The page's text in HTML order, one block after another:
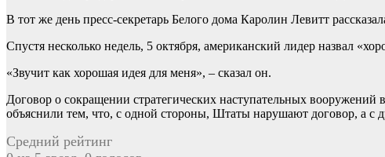
В тот же день пресс-секретарь Белого дома Каролин Левитт
Спустя несколько недель, 5 октября, американский лидер назвал
«Звучит как хорошая идея для меня», – сказал он.
Договор о сокращении стратегических наступательных
объяснили тем, что, с одной стороны, Штаты нарушают договор, а с
Средний рейтинг